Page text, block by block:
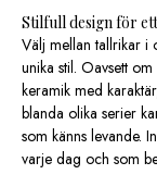
Stilfull design för
Välj mellan tallrikar i
unika stil. Oavsett
keramik med
blanda olika serier
som känns levande.
varje dag och som